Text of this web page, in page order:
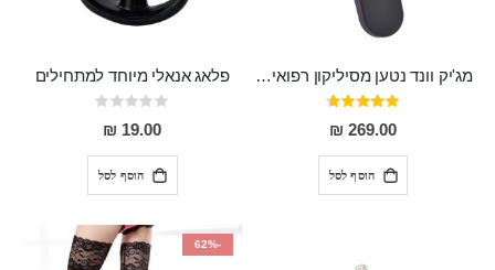
מג'יק וונד נטען מסיליקון רפואי חזק בעל 12 מצבי רטט ו6 מהירויות שונות ROMI
דירוג:
93%
269.00 ₪
הוסף לסל
פלאג אנאלי מיוחד למתחילים
Rating:
0%
19.00 ₪
הוסף לסל
-62%